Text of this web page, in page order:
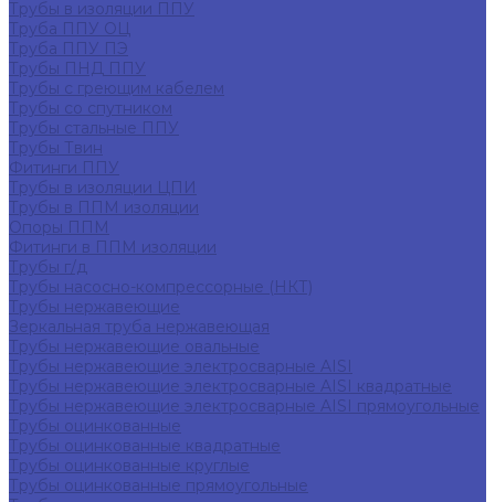
Трубы в изоляции ППУ
Труба ППУ ОЦ
Труба ППУ ПЭ
Трубы ПНД ППУ
Трубы с греющим кабелем
Трубы со спутником
Трубы стальные ППУ
Трубы Твин
Фитинги ППУ
Трубы в изоляции ЦПИ
Трубы в ППМ изоляции
Опоры ППМ
Фитинги в ППМ изоляции
Трубы г/д
Трубы насосно-компрессорные (НКТ)
Трубы нержавеющие
Зеркальная труба нержавеющая
Трубы нержавеющие овальные
Трубы нержавеющие электросварные AISI
Трубы нержавеющие электросварные AISI квадратные
Трубы нержавеющие электросварные AISI прямоугольные
Трубы оцинкованные
Трубы оцинкованные квадратные
Трубы оцинкованные круглые
Трубы оцинкованные прямоугольные